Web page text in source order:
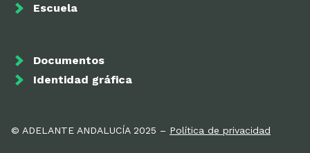
Escuela
Documentos
Identidad gráfica
© ADELANTE ANDALUCÍA 2025 – Política de privacidad